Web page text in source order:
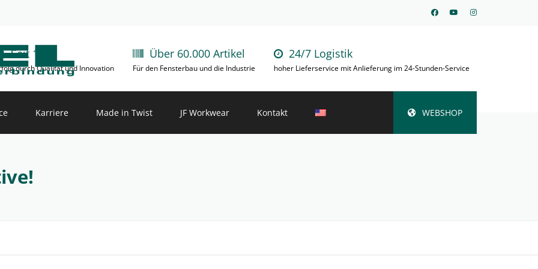
Seit 1981
durch Qualität und Innovation
Über 60.000 Artikel
Für den Fensterbau und die Industrie
24/7 Logistik
hoher Lieferservice mit Anlieferung im 24-Stunden-Service
WEBSHOP
Karriere Made in Twist JF Workwear Kontakt